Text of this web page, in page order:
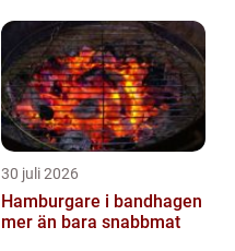
30 juli 2026
Hamburgare i bandhagen
mer än bara snabbmat